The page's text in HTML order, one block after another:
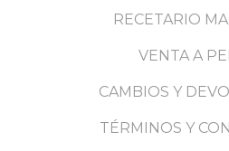
RECETARIO
VENTA A
CAMBIOS Y
TÉRMINOS Y